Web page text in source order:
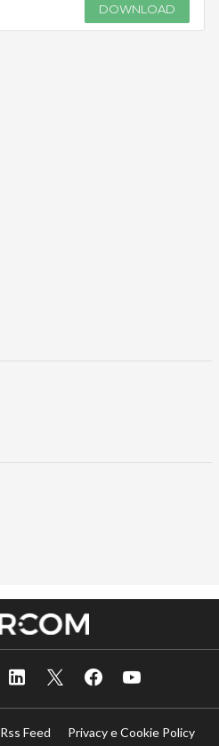
DOWNLOAD
Rss Feed
Privacy e Cookie Policy